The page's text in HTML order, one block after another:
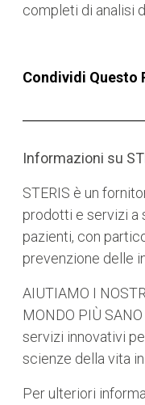
completi di analisi
Condividi Questo
Informazioni su
STERIS è un
prodotti e servizi a
pazienti, con
prevenzione delle
AIUTIAMO I
MONDO PIÙ
servizi innovativi
scienze della vita
Per ulteriori